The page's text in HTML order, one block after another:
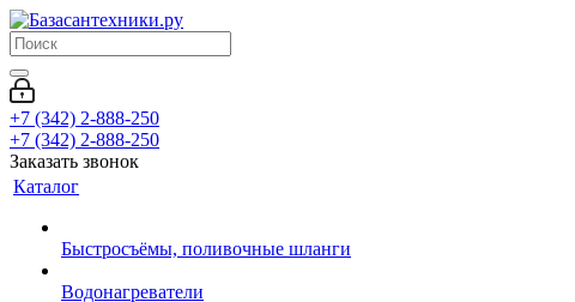
+7 (342) 2-888-250
+7 (342) 2-888-250
Заказать звонок
Каталог
Быстросъёмы, поливочные шланги
Водонагреватели